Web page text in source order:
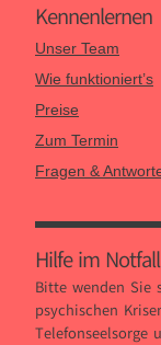
Kennen­lernen
Unser Team
Wie funktioniert’s
Preise
Zum Termin
Fragen &
Hilfe im Notfall
Bitte wenden Sie
psychischen
Telefonseelsorge